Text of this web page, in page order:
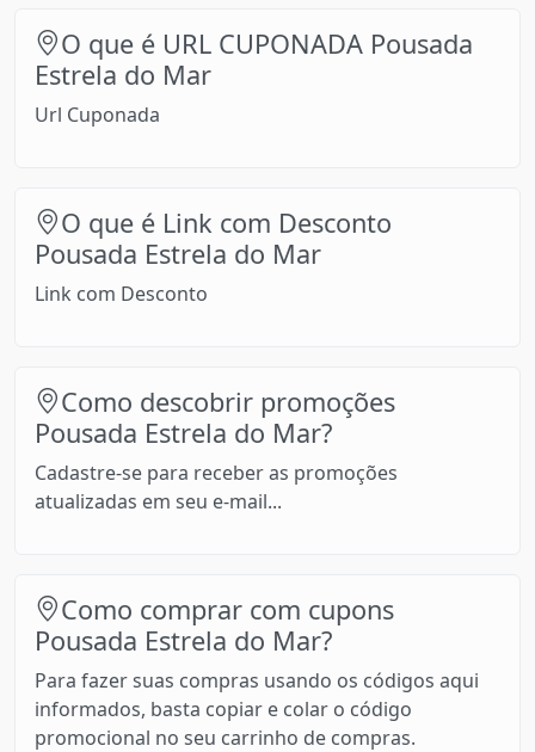
O que é URL CUPONADA Pousada
Estrela do Mar
Url Cuponada
O que é Link com Desconto
Pousada Estrela do Mar
Link com Desconto
Como descobrir promoções
Pousada Estrela do Mar?
Cadastre-se para receber as promoções
atualizadas em seu e-mail...
Como comprar com cupons
Pousada Estrela do Mar?
Para fazer suas compras usando os códigos aqui
informados, basta copiar e colar o código
promocional no seu carrinho de compras.